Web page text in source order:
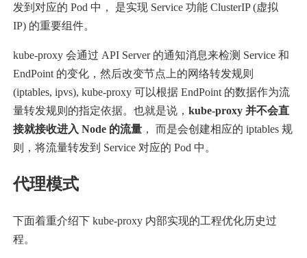
发到对应的 Pod 中， 是实现 Service 功能 ClusterIP (虚拟
IP) 的重要组件。
kube-proxy 会通过 API Server 的通知消息来检测 Service 和
EndPoint 的变化，然后改变节点上的网络转发规则
(iptables, ipvs), kube-proxy 可以根据 EndPoint 的数据作为流
量转发规则的指定依据。也就是说，kube-proxy 并不会直
接就接收进入 Node 的流量 ， 而是会创建相应的 iptables 规
则，将流量转发到 Service 对应的 Pod 中。
代理模式
下面着重介绍下 kube-proxy 内部实现的工程优化历史过
程。